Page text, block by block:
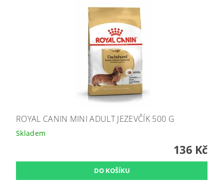
ROYAL CANIN MINI ADULT JEZEVČÍK 500 G
Skladem
136 Kč